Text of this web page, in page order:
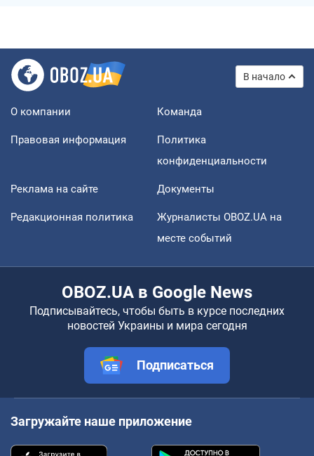
В начало
О компании Команда
Правовая информация
Политика
конфиденциальности
Реклама на сайте Документы
Редакционная политика
Журналисты OBOZ.UA на
месте событий
OBOZ.UA в Google News
Подписывайтесь, чтобы быть в курсе последних
новостей Украины и мира сегодня
Подписаться
Загружайте наше приложение